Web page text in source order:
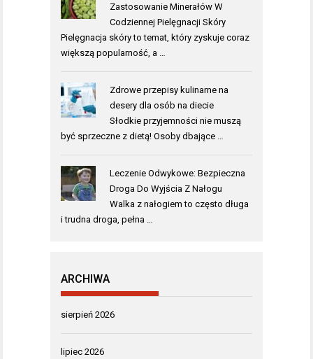
Zastosowanie Minerałów W
Codziennej Pielęgnacji Skóry
Pielęgnacja skóry to temat, który zyskuje coraz
większą popularność, a …
Zdrowe przepisy kulinarne na
desery dla osób na diecie
Słodkie przyjemności nie muszą
być sprzeczne z dietą! Osoby dbające …
Leczenie Odwykowe: Bezpieczna
Droga Do Wyjścia Z Nałogu
Walka z nałogiem to często długa
i trudna droga, pełna …
ARCHIWA
sierpień 2026
lipiec 2026